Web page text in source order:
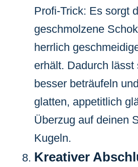
Profi-Trick: Es sorgt
geschmolzene
herrlich
erhält. Dadurch lässt
besser beträufeln
glatten, appetitlich
Überzug auf deinen
Kugeln.
Kreativer